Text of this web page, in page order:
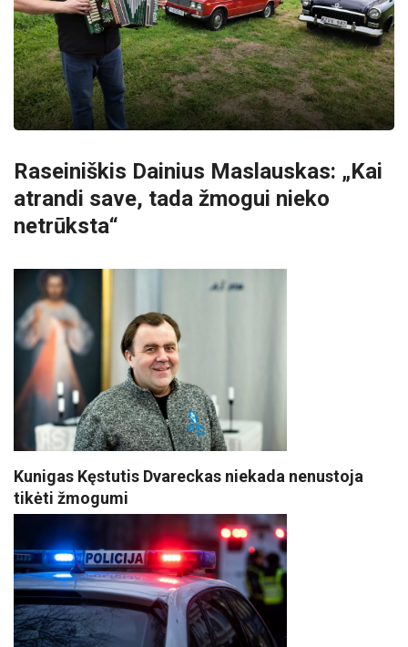
Raseiniškis Dainius Maslauskas: „Kai
atrandi save, tada žmogui nieko
netrūksta“
Kunigas Kęstutis Dvareckas niekada nenustoja
tikėti žmogumi